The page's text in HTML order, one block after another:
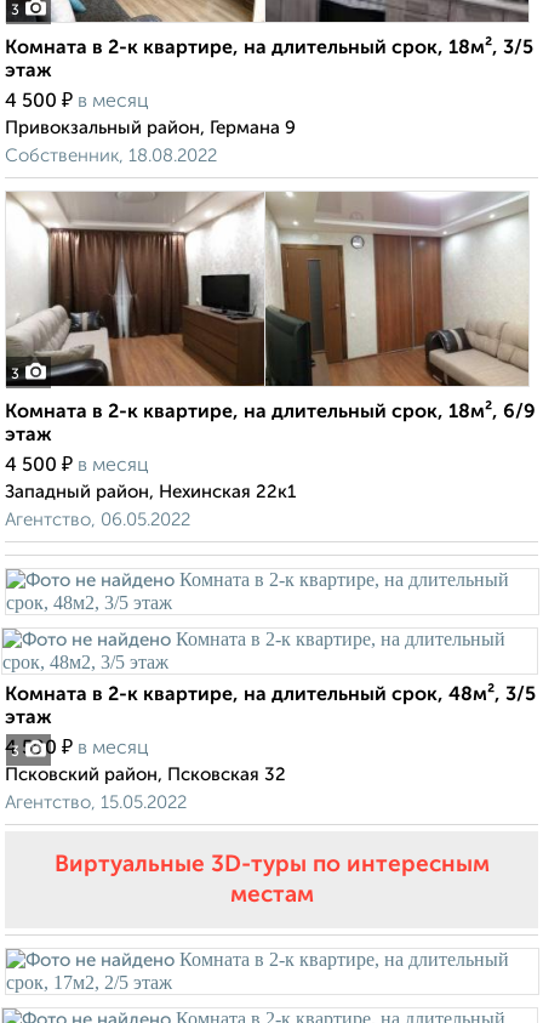
3
Комната в 2-к квартире, на длительный срок, 18м², 3/5
этаж
4 500 ₽ в месяц
Привокзальный район, Германа 9
Собственник, 18.08.2022
3
Комната в 2-к квартире, на длительный срок, 18м², 6/9
этаж
4 500 ₽ в месяц
Западный район, Нехинская 22к1
Агентство, 06.05.2022
3
Комната в 2-к квартире, на длительный срок, 48м², 3/5
этаж
4 500 ₽ в месяц
Псковский район, Псковская 32
Агентство, 15.05.2022
Виртуальные 3D-туры по интересным
местам